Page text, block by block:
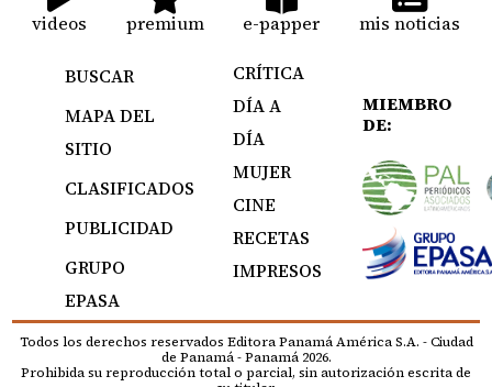
videos premium e-papper mis noticias
BUSCAR
MAPA DEL
SITIO
CLASIFICADOS
PUBLICIDAD
GRUPO
EPASA
CRÍTICA
DÍA A
DÍA
MUJER
CINE
RECETAS
IMPRESOS
MIEMBRO
DE:
Todos los derechos reservados Editora Panamá América S.A. - Ciudad
de Panamá - Panamá 2026.
Prohibida su reproducción total o parcial, sin autorización escrita de